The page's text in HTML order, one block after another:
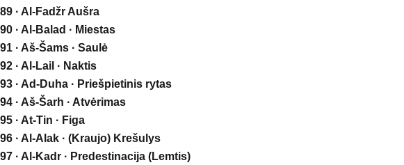
89 · Al-Fadžr Aušra
90 · Al-Balad · Miestas
91 · Aš-Šams · Saulė
92 · Al-Lail · Naktis
93 · Ad-Duha · Priešpietinis rytas
94 · Aš-Šarh · Atvėrimas
95 · At-Tin · Figa
96 · Al-Alak · (Kraujo) Krešulys
97 · Al-Kadr · Predestinacija (Lemtis)